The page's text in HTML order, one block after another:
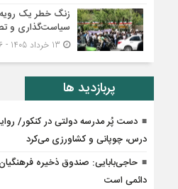
زنگ خطر یک
سیاست‌گذاری و
پربازدید ها
دست پُر مدرسه دولتی در کنکور/
درس، چوپانی و کشاورزی می‌کرد
حاجی‌بابایی: صندوق ذخیره
دائمی است